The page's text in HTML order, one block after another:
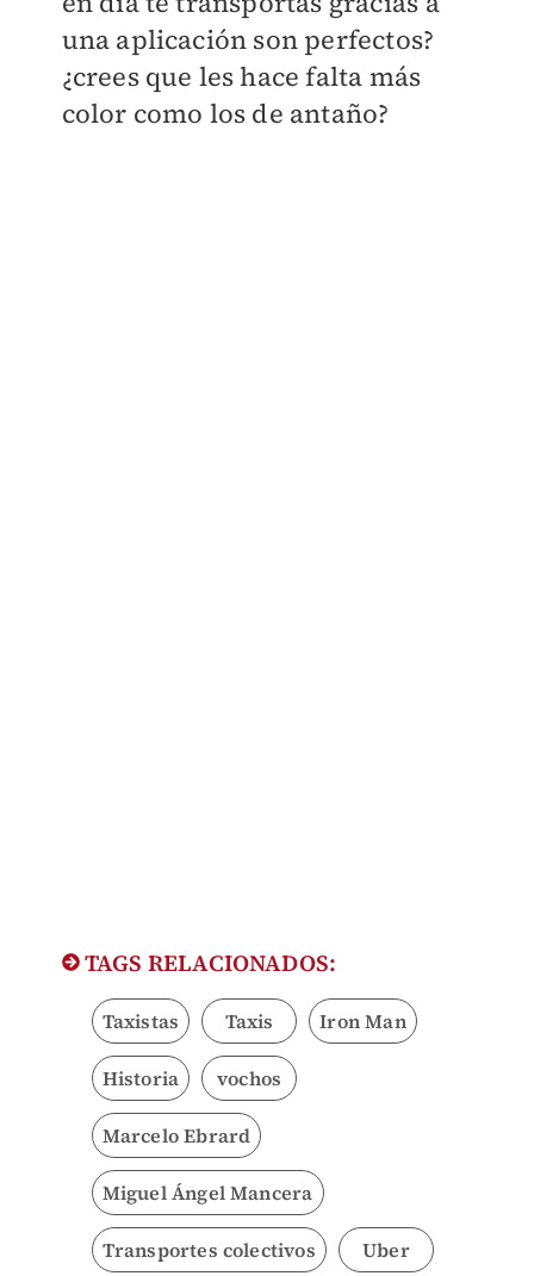
una aplicación son perfectos?
¿crees que les hace falta más
color como los de antaño?
TAGS RELACIONADOS:
Taxistas Taxis Iron Man
Historia vochos
Marcelo Ebrard
Miguel Ángel Mancera
Transportes colectivos Uber